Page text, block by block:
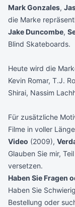
Mark Gonzales,
die Marke
Jake Duncombe,
Blind Skateboards.
Heute wird die
Kevin Romar, T.J.
Shirai, Nassim
Für zusätzliche
Filme in voller
Video (2009),
Glauben Sie mir,
versetzen.
Haben Sie Fragen
Haben Sie
Bestellung oder